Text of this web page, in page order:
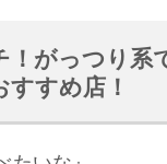
！がっつり
すすめ店！